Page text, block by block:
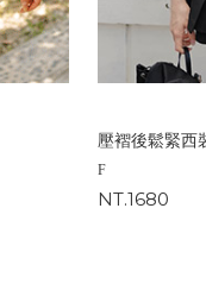
壓褶後鬆緊西
F
NT.1680